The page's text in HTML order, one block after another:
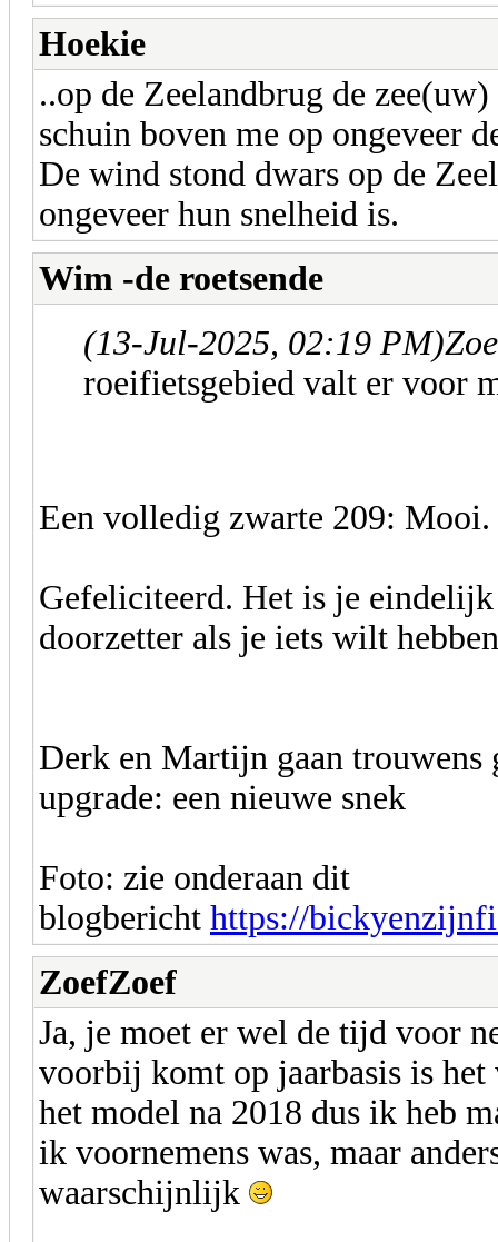
Hoekie
..op de Zeelandbrug de
schuin boven me op ongeveer
De wind stond dwars op de
ongeveer hun snelheid is.
Wim -de roetsende
(13-Jul-2025, 02:19 PM)
roeifietsgebied valt er voor
Een volledig zwarte 209: Mooi.
Gefeliciteerd. Het is je
doorzetter als je iets wilt
Derk en Martijn gaan trouwens
upgrade: een nieuwe snek
Foto: zie onderaan dit
blogbericht https://
ZoefZoef
Ja, je moet er wel de tijd voor
voorbij komt op jaarbasis is het
het model na 2018 dus ik heb
ik voornemens was, maar
waarschijnlijk